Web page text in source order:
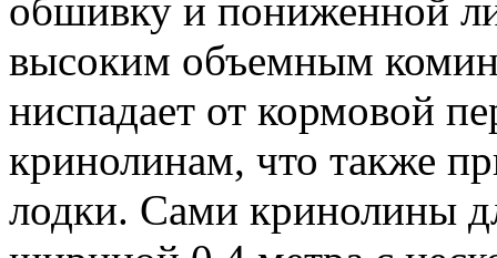
обшивку и пониженной
высоким объемным
ниспадает от кормовой
кринолинам, что также
лодки. Сами кринолины